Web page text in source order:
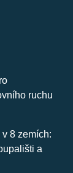
ruchu
8 zemích:
a